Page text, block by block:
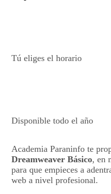
Tú eliges el horario
Disponible todo el año
Academia Paraninfo te
Dreamweaver Básico, en
para que empieces a
web a nivel profesional.